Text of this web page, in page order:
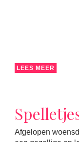
LEES MEER
Afgelopen